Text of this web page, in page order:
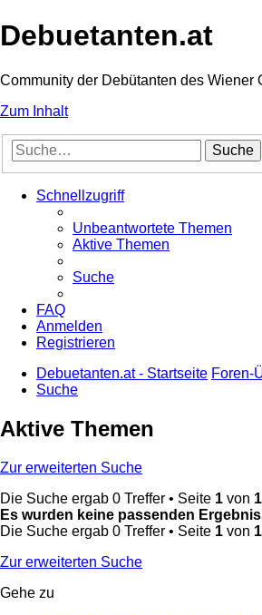
Debuetanten.at
Community der Debütanten des Wiener
Zum Inhalt
Suche
Schnellzugriff
Unbeantwortete Themen
Aktive Themen
Suche
FAQ
Anmelden
Registrieren
Debuetanten.at - Startseite Foren-
Suche
Aktive Themen
Zur erweiterten Suche
Die Suche ergab 0 Treffer • Seite 1 von 1
Es wurden keine passenden
Die Suche ergab 0 Treffer • Seite 1 von 1
Zur erweiterten Suche
Gehe zu